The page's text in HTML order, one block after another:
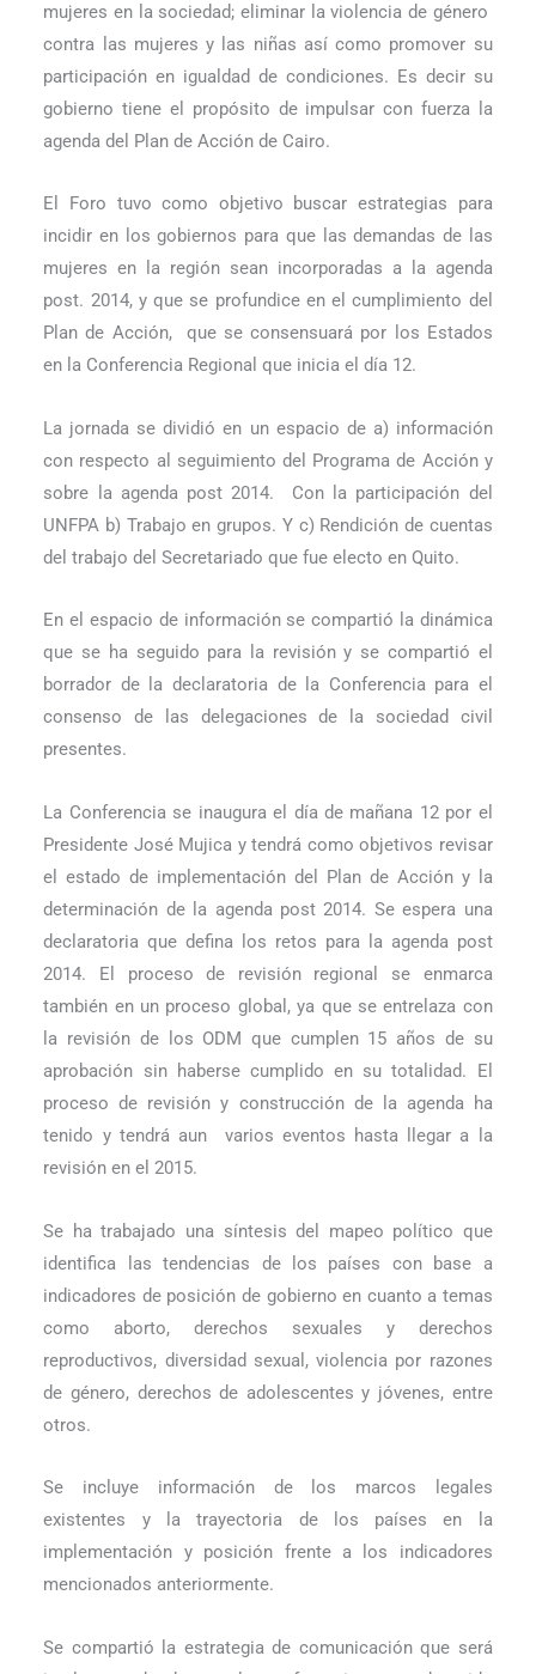
mujeres en la sociedad; eliminar la violencia de género
contra las mujeres y las niñas así como promover su
participación en igualdad de condiciones. Es decir su
gobierno tiene el propósito de impulsar con fuerza la
agenda del Plan de Acción de Cairo.
El Foro tuvo como objetivo buscar estrategias para
incidir en los gobiernos para que las demandas de las
mujeres en la región sean incorporadas a la agenda
post. 2014, y que se profundice en el cumplimiento del
Plan de Acción,
que se consensuará por los Estados
en la Conferencia Regional que inicia el día 12.
La jornada se dividió en un espacio de a) información
con respecto al seguimiento del Programa de Acción y
sobre la agenda post 2014.
Con la participación del
UNFPA b) Trabajo en grupos. Y c) Rendición de cuentas
del trabajo del Secretariado que fue electo en Quito.
En el espacio de información se compartió la dinámica
que se ha seguido para la revisión y se compartió el
borrador de la declaratoria de la Conferencia para el
consenso de las delegaciones de la sociedad civil
presentes.
La Conferencia se inaugura el día de mañana 12 por el
Presidente José Mujica y tendrá como objetivos revisar
el estado de implementación del Plan de Acción y la
determinación de la agenda post 2014. Se espera una
declaratoria que defina los retos para la agenda post
2014. El proceso de revisión regional se enmarca
también en un proceso global, ya que se entrelaza con
la revisión de los ODM que cumplen 15 años de su
aprobación sin haberse cumplido en su totalidad. El
proceso de revisión y construcción de la agenda ha
tenido y tendrá aun
varios eventos hasta llegar a la
revisión en el 2015.
Se ha trabajado una síntesis del mapeo político que
identifica las tendencias de los países con base a
indicadores de posición de gobierno en cuanto a temas
como aborto, derechos sexuales y derechos
reproductivos, diversidad sexual, violencia por razones
de género, derechos de adolescentes y jóvenes, entre
otros.
Se incluye información de los marcos legales
existentes y la trayectoria de los países en la
implementación y posición frente a los indicadores
mencionados anteriormente.
Se compartió la estrategia de comunicación que será